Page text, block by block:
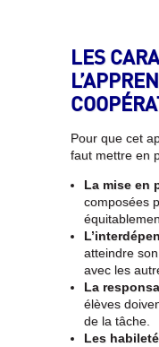
LES
Pour que cet
faut mettre en
La mise en
composées
atteindre
avec les
La
élèves
de la tâche.
Les